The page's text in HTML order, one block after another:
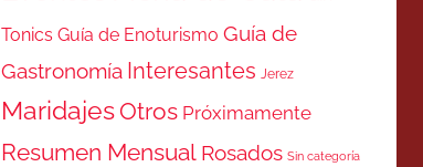
Tonics Guía de Enoturismo Guía de
Gastronomía Interesantes Jerez
MaridajesOtros Próximamente
Resumen Mensual Rosados Sin categoría